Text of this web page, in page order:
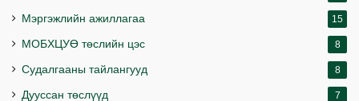
Мэргэжлийн ажиллагаа 15
МОБХЦУӨ төслийн цэс 8
Судалгааны тайлангууд 8
Дууссан төслүүд 7